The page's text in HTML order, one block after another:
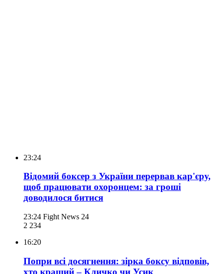
23:24
Відомий боксер з України перервав кар'єру,
щоб працювати охоронцем: за гроші
доводилося битися
23:24 Fight News 24
2 234
16:20
Попри всі досягнення: зірка боксу відповів,
хто кращий – Кличко чи Усик